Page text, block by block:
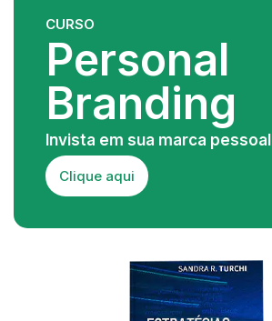
CURSO
Personal
Branding
Invista em sua marca pessoal
Clique aqui